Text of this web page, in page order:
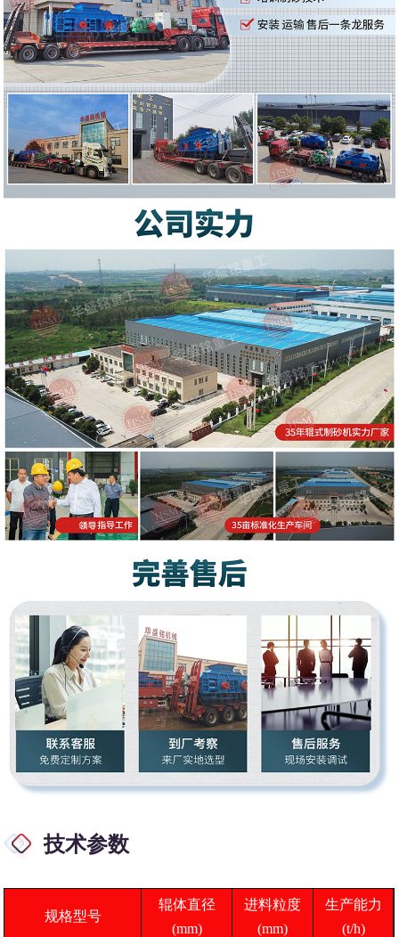
技术参数
规格型号
辊体直径
(mm)
进料粒度
(mm)
生产能力
(t/h)